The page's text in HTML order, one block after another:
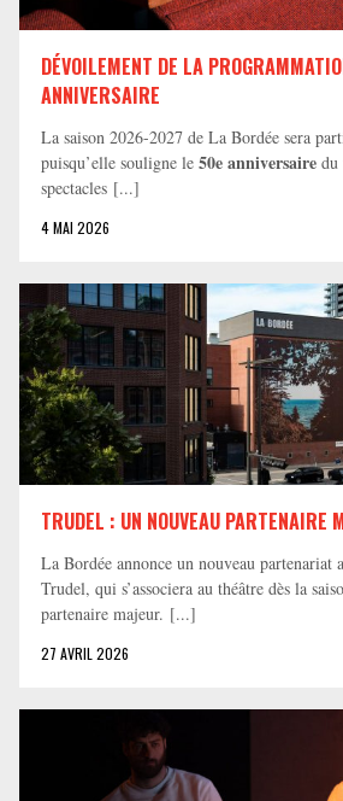
DÉVOILEMENT DE LA
ANNIVERSAIRE
La saison 2026-2027 de La Bordée sera
puisqu’elle souligne le 50e anniversaire du
spectacles [...]
4 MAI 2026
TRUDEL : UN NOUVEAU PARTENAIRE
La Bordée annonce un nouveau partenariat
Trudel, qui s’associera au théâtre dès la
partenaire majeur. [...]
27 AVRIL 2026